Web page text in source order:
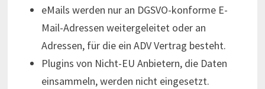
eMails werden nur an DGSVO-konforme E-
Mail-Adressen weitergeleitet oder an
Adressen, für die ein ADV Vertrag besteht.
Plugins von Nicht-EU Anbietern, die Daten
einsammeln, werden nicht eingesetzt.